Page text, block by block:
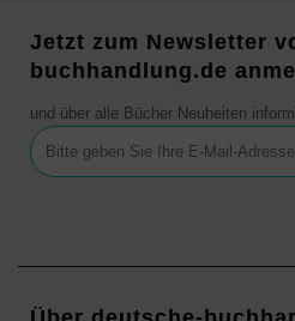
Jetzt zum Newsletter
buchhandlung.de
und über alle Bücher Neuheiten